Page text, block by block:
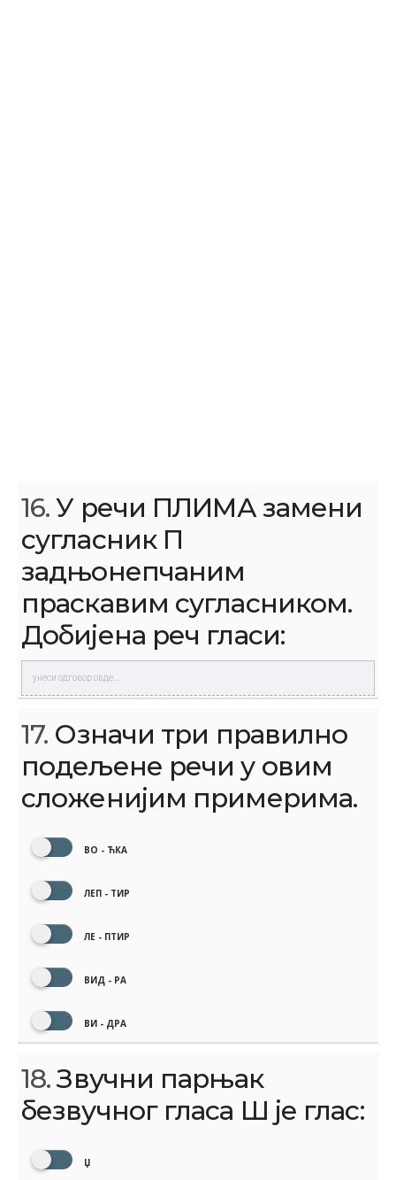
16.У речи ПЛИМА замени
сугласник П
задњонепчаним
праскавим сугласником.
Добијена реч гласи:
17. Означи три правилно
подељене речи у овим
сложенијим примерима.
ВО - ЋКА
ЛЕП - ТИР
ЛЕ - ПТИР
ВИД - РА
ВИ - ДРА
18.Звучни парњак
безвучног гласа Ш је глас:
Џ